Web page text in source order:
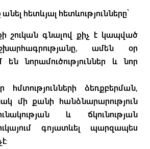
հետևյալ հետևությունները՝
շուկան գնալով քիչ է կապված
ամեն օր
են նորամուծություններ և նոր
հմտությունների ձեռքբերման,
մի քանի հանձնարարություն
և ճկունության
գոյատևել պարզապես